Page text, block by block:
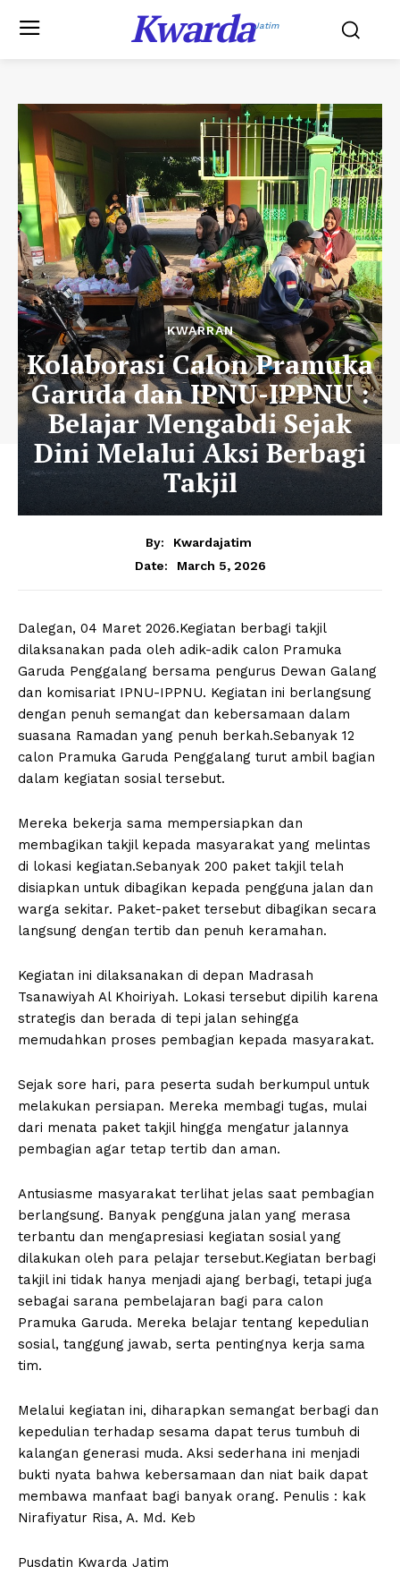
KwardaJatim
KWARRAN
Kolaborasi Calon Pramuka
Garuda dan IPNU-IPPNU :
Belajar Mengabdi Sejak
Dini Melalui Aksi Berbagi
Takjil
By:
Kwardajatim
Date:
March 5, 2026
Dalegan, 04 Maret 2026.Kegiatan berbagi takjil
dilaksanakan pada oleh adik-adik calon Pramuka
Garuda Penggalang bersama pengurus Dewan Galang
dan komisariat IPNU-IPPNU. Kegiatan ini berlangsung
dengan penuh semangat dan kebersamaan dalam
suasana Ramadan yang penuh berkah.Sebanyak 12
calon Pramuka Garuda Penggalang turut ambil bagian
dalam kegiatan sosial tersebut.
Mereka bekerja sama mempersiapkan dan
membagikan takjil kepada masyarakat yang melintas
di lokasi kegiatan.Sebanyak 200 paket takjil telah
disiapkan untuk dibagikan kepada pengguna jalan dan
warga sekitar. Paket-paket tersebut dibagikan secara
langsung dengan tertib dan penuh keramahan.
Kegiatan ini dilaksanakan di depan Madrasah
Tsanawiyah Al Khoiriyah. Lokasi tersebut dipilih karena
strategis dan berada di tepi jalan sehingga
memudahkan proses pembagian kepada masyarakat.
Sejak sore hari, para peserta sudah berkumpul untuk
melakukan persiapan. Mereka membagi tugas, mulai
dari menata paket takjil hingga mengatur jalannya
pembagian agar tetap tertib dan aman.
Antusiasme masyarakat terlihat jelas saat pembagian
berlangsung. Banyak pengguna jalan yang merasa
terbantu dan mengapresiasi kegiatan sosial yang
dilakukan oleh para pelajar tersebut.Kegiatan berbagi
takjil ini tidak hanya menjadi ajang berbagi, tetapi juga
sebagai sarana pembelajaran bagi para calon
Pramuka Garuda. Mereka belajar tentang kepedulian
sosial, tanggung jawab, serta pentingnya kerja sama
tim.
Melalui kegiatan ini, diharapkan semangat berbagi dan
kepedulian terhadap sesama dapat terus tumbuh di
kalangan generasi muda. Aksi sederhana ini menjadi
bukti nyata bahwa kebersamaan dan niat baik dapat
membawa manfaat bagi banyak orang. Penulis : kak
Nirafiyatur Risa, A. Md. Keb
Pusdatin Kwarda Jatim